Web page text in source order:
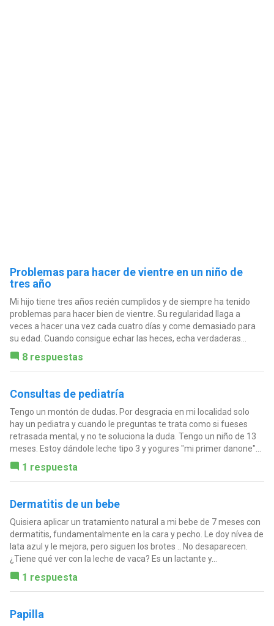
Problemas para hacer de vientre en un niño de
tres año
Mi hijo tiene tres años recién cumplidos y de siempre ha tenido
problemas para hacer bien de vientre. Su regularidad llaga a
veces a hacer una vez cada cuatro días y come demasiado para
su edad. Cuando consigue echar las heces, echa verdaderas...
8 respuestas
Consultas de pediatría
Tengo un montón de dudas. Por desgracia en mi localidad solo
hay un pediatra y cuando le preguntas te trata como si fueses
retrasada mental, y no te soluciona la duda. Tengo un niño de 13
meses. Estoy dándole leche tipo 3 y yogures "mi primer danone"...
1 respuesta
Dermatitis de un bebe
Quisiera aplicar un tratamiento natural a mi bebe de 7 meses con
dermatitis, fundamentalmente en la cara y pecho. Le doy nívea de
lata azul y le mejora, pero siguen los brotes .. No desaparecen.
¿Tiene qué ver con la leche de vaca? Es un lactante y...
1 respuesta
Papilla